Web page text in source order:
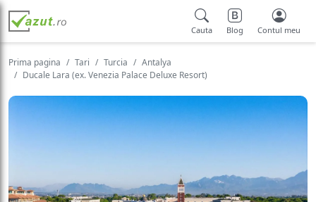
Cauta Blog Contul meu
Prima pagina Tari Turcia
Antalya
Ducale Lara (ex. Venezia Palace Deluxe Resort)